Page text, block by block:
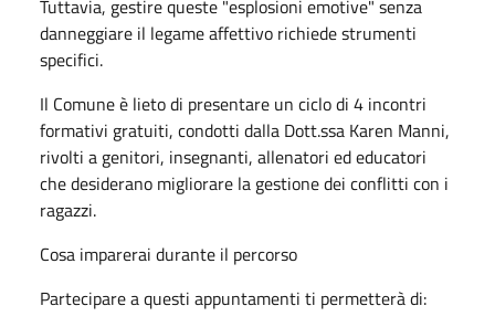
Tuttavia, gestire queste "esplosioni emotive" senza
danneggiare il legame affettivo richiede strumenti
specifici.
Il Comune è lieto di presentare un ciclo di 4 incontri
formativi gratuiti, condotti dalla Dott.ssa Karen Manni,
rivolti a genitori, insegnanti, allenatori ed educatori
che desiderano migliorare la gestione dei conflitti con i
ragazzi.
Cosa imparerai durante il percorso
Partecipare a questi appuntamenti ti permetterà di: